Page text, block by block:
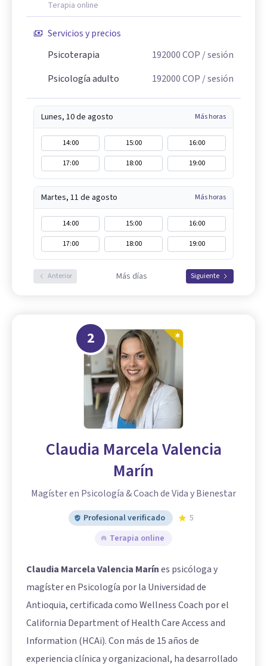
Terapia online
Servicios y precios
Psicoterapia
192000COP / sesión
Psicología adulto
192000COP / sesión
Lunes, 10 de agosto Más horas
14:00 15:00
16:00
17:00
18:00 19:00
Martes, 11 de agosto Más horas
14:00 15:00
16:00
17:00
18:00 19:00
Anterior Más días Siguiente
2
Claudia Marcela Valencia
Marín
Magíster en Psicología & Coach de Vida y Bienestar
Profesional verificado
5
Terapia online
Claudia Marcela Valencia Marínes psicóloga y
magíster en Psicología por la Universidad de
Antioquia, certificada como Wellness Coach por el
California Department of Health Care Access and
Information (HCAi). Con más de 15 años de
experiencia clínica y organizacional, ha desarrollado